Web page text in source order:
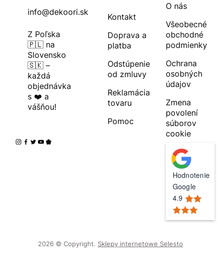
info@dekoori.sk
Z Poľska
🇵🇱 na
Slovensko
🇸🇰 –
každá
objednávka
s ❤️ a
vášňou!
Kontakt
Doprava a
platba
Odstúpenie
od zmluvy
Reklamácia
tovaru
Pomoc
O nás
Všeobecné
obchodné
podmienky
Ochrana
osobných
údajov
Zmena
povolení
súborov
cookie
Hodnotenie
Google
4.9
2026 © Copyright. Sklepy internetowe Selesto